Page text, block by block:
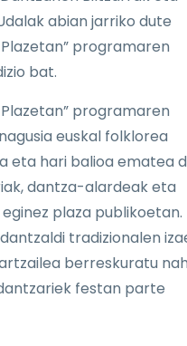
abian jarriko dute
programaren
bat.
programaren
euskal folklorea
eta hari balioa ematea
dantza-alardeak eta
plaza publikoetan.
tradizionalen
berreskuratu
festan parte